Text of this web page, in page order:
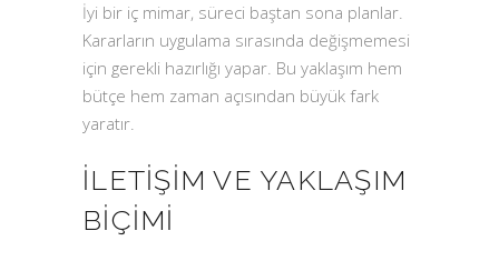
İyi bir iç mimar, süreci baştan sona planlar.
Kararların uygulama sırasında değişmemesi
için gerekli hazırlığı yapar. Bu yaklaşım hem
bütçe hem zaman açısından büyük fark
yaratır.
İLETIŞIM VE YAKLAŞIM
BIÇIMI